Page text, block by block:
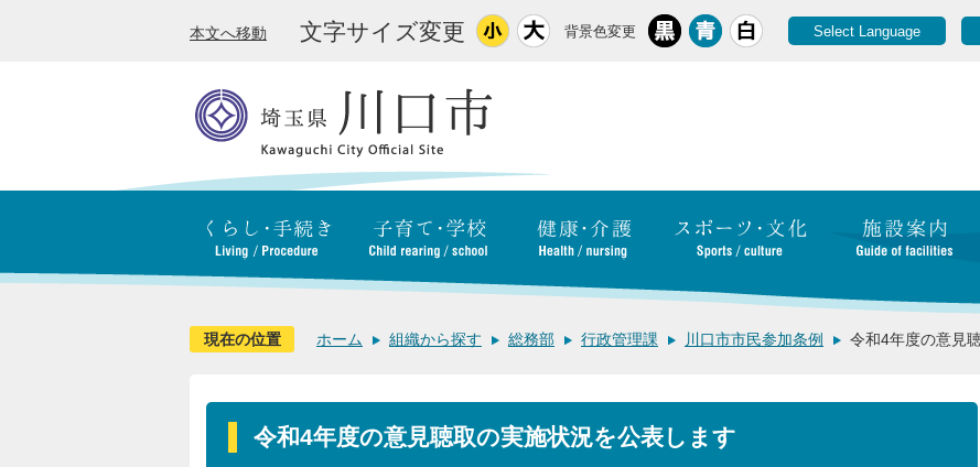
本文へ移動 文字サイズ変更 背景色変更 Select Language
現在の位置 ホーム 組織から探す 総務部 行政管理課 川口市市民参加条例 令和4年度の意見
令和4年度の意見聴取の実施状況を公表します